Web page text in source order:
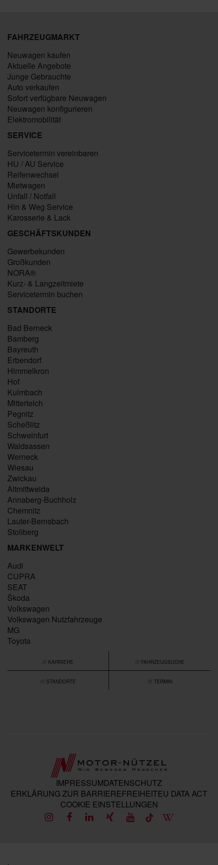
FAHRZEUGMARKT
Neuwagen kaufen
Aktuelle Angebote
Junge Gebrauchte
Auto verkaufen
Sofort verfügbare Neuwagen
Neuwagen konfigurieren
Elektromobilität
SERVICE
Servicetermin vereinbaren
HU / AU Service
Reifenwechsel
Mietwagen
Unfall / Notfall
Hin & Weg Service
Karosserie & Lack
GESCHÄFTSKUNDEN
Gewerbekunden
Großkunden
NORA®
Kurz- & Langzeitmiete
Servicetermin buchen
STANDORTE
Bad Berneck
Bamberg
Bayreuth
Erbendorf
Himmelkron
Hof
Kulmbach
Mitterteich
Pegnitz
Scheßlitz
Schweinfurt
Waldsassen
Werneck
Wiesau
Zwickau
Altmittweida
Annaberg-Buchholz
Chemnitz
Lauter-Bernsbach
Stollberg
MARKENWELT
Audi
CUPRA
SEAT
Škoda
Volkswagen
Volkswagen Nutzfahrzeuge
MG
Toyota
/// KARRIERE /// FAHRZEUGSUCHE
/// STANDORTE /// TERMIN
IMPRESSUMDATENSCHUTZ
ERKLÄRUNG ZUR BARRIEREFREIHEITEU DATA ACT
COOKIE EINSTELLUNGEN